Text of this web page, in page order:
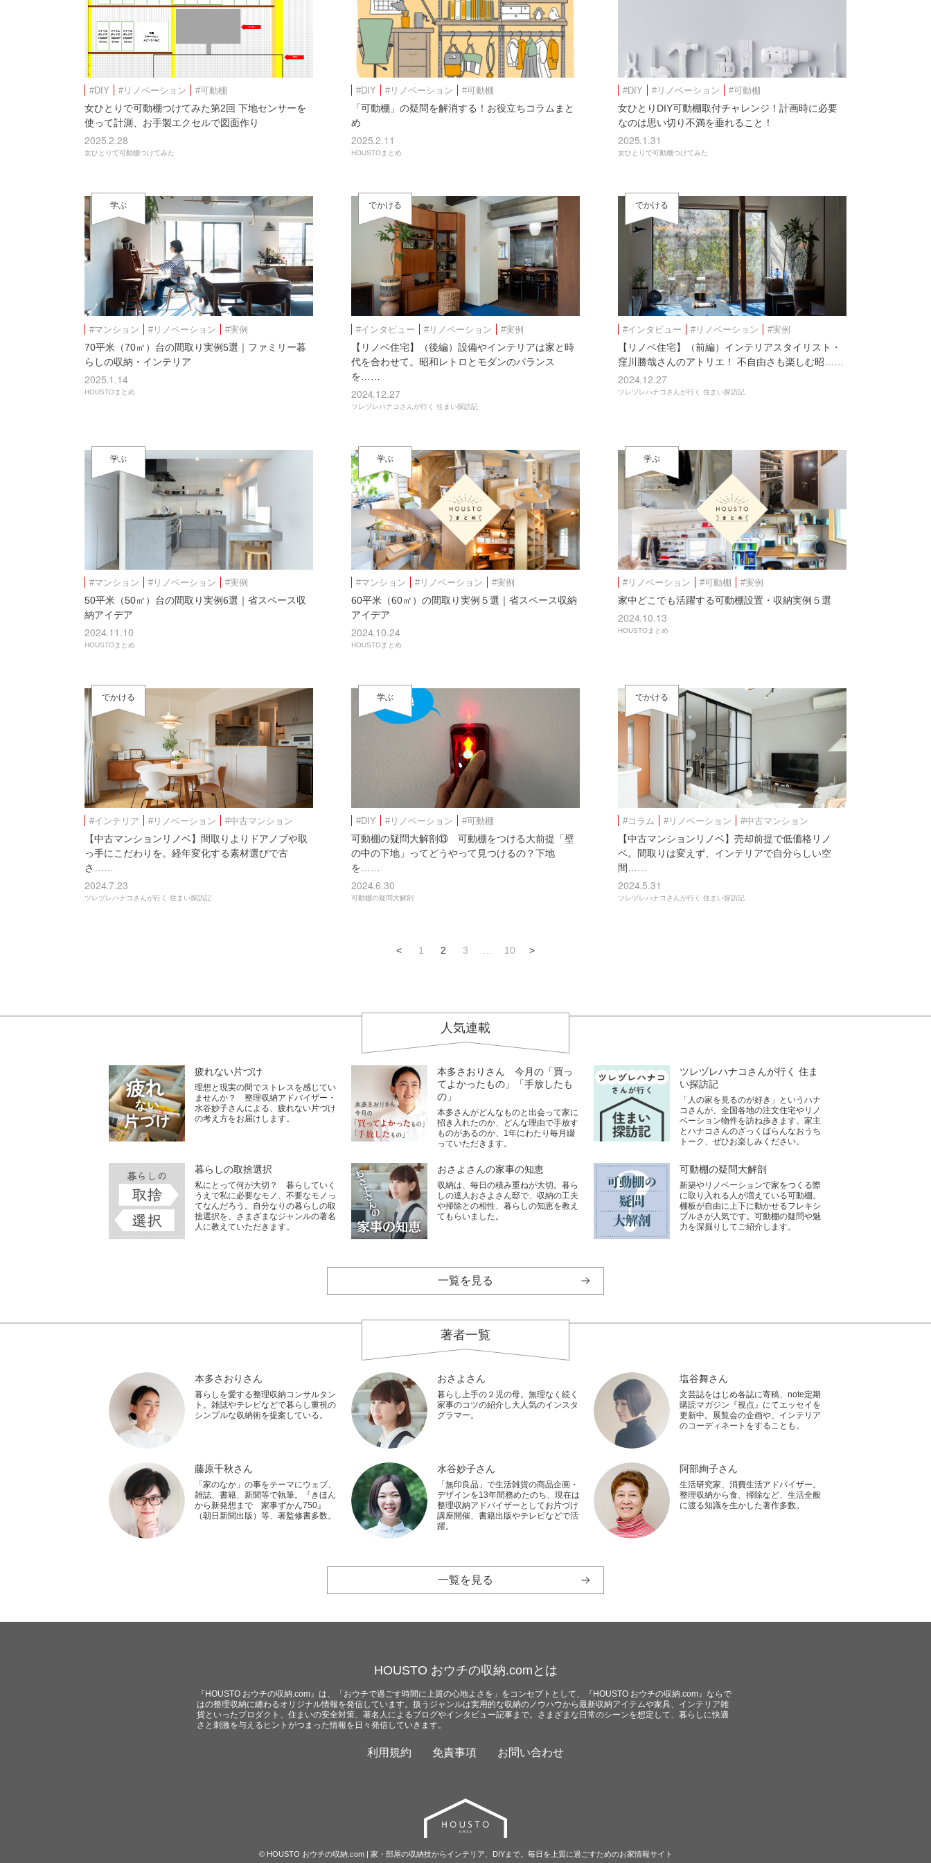
#DIY #リノベーション #可動棚
女ひとりで可動棚つけてみた第2回 下地センサーを
使って計測、お手製エクセルで図面作り
2025.2.28
女ひとりで可動棚つけてみた
#DIY #リノベーション #可動棚
「可動棚」の疑問を解消する！お役立ちコラムまと
め
2025.2.11
HOUSTOまとめ
#DIY #リノベーション #可動棚
女ひとりDIY可動棚取付チャレンジ！計画時に必要
なのは思い切り不満を垂れること！
2025.1.31
女ひとりで可動棚つけてみた
学ぶ
#マンション #リノベーション #実例
70平米（70㎡）台の間取り実例5選｜ファミリー暮
らしの収納・インテリア
2025.1.14
HOUSTOまとめ
でかける
#インタビュー #リノベーション #実例
【リノベ住宅】（後編）設備やインテリアは家と時
代を合わせて。昭和レトロとモダンのバランス
を……
2024.12.27
ツレヅレハナコさんが行く 住まい探訪記
でかける
#インタビュー #リノベーション #実例
【リノベ住宅】（前編）インテリアスタイリスト・
窪川勝哉さんのアトリエ！ 不自由さも楽しむ昭……
2024.12.27
ツレヅレハナコさんが行く 住まい探訪記
学ぶ
#マンション #リノベーション #実例
50平米（50㎡）台の間取り実例6選｜省スペース収
納アイデア
2024.11.10
HOUSTOまとめ
学ぶ
#マンション #リノベーション #実例
60平米（60㎡）の間取り実例５選｜省スペース収納
アイデア
2024.10.24
HOUSTOまとめ
学ぶ
#リノベーション #可動棚 #実例
家中どこでも活躍する可動棚設置・収納実例５選
2024.10.13
HOUSTOまとめ
でかける
#インテリア #リノベーション #中古マンション
【中古マンションリノベ】間取りよりドアノブや取
っ手にこだわりを。経年変化する素材選びで古
さ……
2024.7.23
ツレヅレハナコさんが行く 住まい探訪記
学ぶ
#DIY #リノベーション #可動棚
可動棚の疑問大解剖⑬ 可動棚をつける大前提「壁
の中の下地」ってどうやって見つけるの？下地
を……
2024.6.30
可動棚の疑問大解剖
でかける
#コラム #リノベーション #中古マンション
【中古マンションリノベ】売却前提で低価格リノ
ベ。間取りは変えず、インテリアで自分らしい空
間……
2024.5.31
ツレヅレハナコさんが行く 住まい探訪記
< 1 2 3 10 >
人気連載
疲れない片づけ
理想と現実の間でストレスを感じてい
ませんか？ 整理収納アドバイザー・
水谷妙子さんによる、疲れない片づけ
の考え方をお届けします。
本多さおりさん 今月の「買っ
てよかったもの」「手放したも
の」
本多さんがどんなものと出会って家に
招き入れたのか、どんな理由で手放す
ものがあるのか、1年にわたり毎月綴
っていただきます。
ツレヅレハナコさんが行く 住ま
い探訪記
「人の家を見るのが好き」というハナ
コさんが、全国各地の注文住宅やリノ
ベーション物件を訪ね歩きます。家主
とハナコさんのざっくばらんなおうち
トーク、ぜひお楽しみください。
暮らしの取捨選択
私にとって何が大切？ 暮らしていく
うえで私に必要なモノ、不要なモノっ
てなんだろう。自分なりの暮らしの取
捨選択を、さまざまなジャンルの著名
人に教えていただきます。
おさよさんの家事の知恵
収納は、毎日の積み重ねが大切。暮ら
しの達人おさよさん邸で、収納の工夫
や掃除との相性、暮らしの知恵を教え
てもらいました。
可動棚の疑問大解剖
新築やリノベーションで家をつくる際
に取り入れる人が増えている可動棚。
棚板が自由に上下に動かせるフレキシ
ブルさが人気です。可動棚の疑問や魅
力を深掘りしてご紹介します。
一覧を見る
著者一覧
本多さおりさん
暮らしを愛する整理収納コンサルタン
ト。雑誌やテレビなどで暮らし重視の
シンプルな収納術を提案している。
おさよさん
暮らし上手の２児の母。無理なく続く
家事のコツの紹介し大人気のインスタ
グラマー。
塩谷舞さん
文芸誌をはじめ各誌に寄稿、note定期
購読マガジン『視点』にてエッセイを
更新中。展覧会の企画や、インテリア
のコーディネートをすることも。
藤原千秋さん
「家のなか」の事をテーマにウェブ、
雑誌、書籍、新聞等で執筆。『きほん
から新発想まで 家事ずかん750』
（朝日新聞出版）等、著監修書多数。
水谷妙子さん
「無印良品」で生活雑貨の商品企画・
デザインを13年間務めたのち、現在は
整理収納アドバイザーとしてお片づけ
講座開催、書籍出版やテレビなどで活
躍。
阿部絢子さん
生活研究家、消費生活アドバイザー。
整理収納から食、掃除など、生活全般
に渡る知識を生かした著作多数。
一覧を見る
HOUSTO おウチの収納.comとは
『HOUSTO おウチの収納.com』は、「おウチで過ごす時間に上質の心地よさを」をコンセプトとして、『HOUSTO おウチの収納.com』ならで
はの整理収納に纏わるオリジナル情報を発信しています。扱うジャンルは実用的な収納のノウハウから最新収納アイテムや家具、インテリア雑
貨といったプロダクト、住まいの安全対策、著名人によるブログやインタビュー記事まで。さまざまな日常のシーンを想定して、暮らしに快適
さと刺激を与えるヒントがつまった情報を日々発信していきます。
利用規約 免責事項 お問い合わせ
© HOUSTO おウチの収納.com | 家・部屋の収納技からインテリア、DIYまで。毎日を上質に過ごすためのお家情報サイト